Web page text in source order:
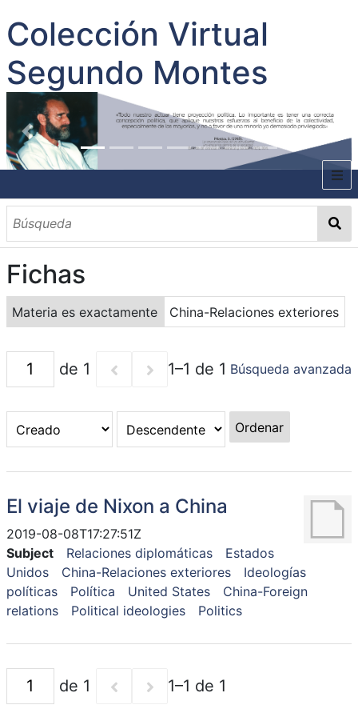
Colección Virtual
Segundo Montes
INICIO
SOBRE EL AUTOR
CONTENIDO
TODOS LOS DOCUMENTOS
CATEGORIAS
OBRAS SOBRE EL AUTOR P. SEGUNDO MONTES
MATERIAS
PALABRAS CLAVES
MULTIMEDIA
Fichas
Materia es exactamente China-Relaciones exteriores
de 1 1–1 de 1 Búsqueda avanzada
Ordenar
El viaje de Nixon a China
2019-08-08T17:27:51Z
Subject
Relaciones diplomáticas
Estados
Unidos
China-Relaciones exteriores
Ideologías
políticas
Política United States
China-Foreign
relations
Political ideologies Politics
de 1 1–1 de 1